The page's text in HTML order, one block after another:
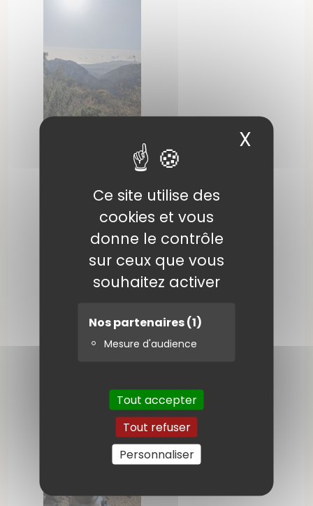
Ce site utilise des
cookies et vous
donne le contrôle
sur ceux que vous
souhaitez activer
Nos partenaires(1)
Mesure d'audience
Tout accepter
Tout refuser
Personnaliser
X